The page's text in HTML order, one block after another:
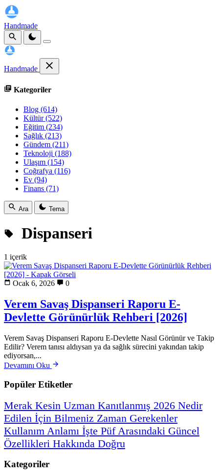
Handmade
Handmade
Kategoriler
Blog (614)
Kültür(522)
Eğitim (234)
Sağlık (213)
Gündem (211)
Teknoloji (188)
Ulaşım (154)
Coğrafya (116)
Ev (94)
Finans (71)
Ara Tema
Dispanseri
1 içerik
Ocak 6, 2026 0
Verem Savaş Dispanseri Raporu E-
Devlette Görünürlük Rehberi [2026]
Verem Savaş Dispanseri Raporu E-Devlette Nasıl Görünür ve Takip
Edilir? Verem tanısı aldıysan ya da sağlık sürecini yakından takip
ediyorsan,...
Devamını Oku
Popüler Etiketler
Merak Kesin Uzman Kanıtlanmış 2026 Nedir
Edilen İçin Bilmeniz Zaman Gerekenler
Kullanım Anlamı İşte Püf Arasındaki Güncel
Özellikleri Hakkında Doğru
Kategoriler